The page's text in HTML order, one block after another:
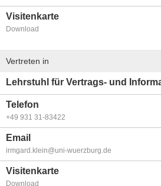
Visitenkarte
Download
Vertreten in
Lehrstuhl für Vertrags- und
Telefon
+49 931 31-83422
Email
irmgard.klein@uni-wuerzburg.de
Visitenkarte
Download